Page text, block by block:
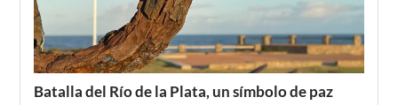
Batalla del Río de la Plata, un símbolo de paz